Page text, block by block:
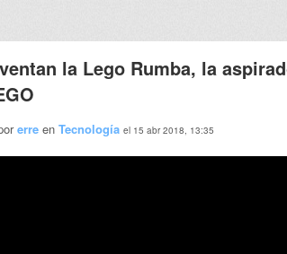
la Lego Rumba, la
erre en Tecnología el 15 abr 2018, 13:35